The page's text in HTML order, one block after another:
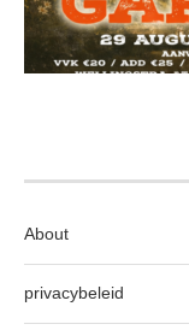
About
privacybeleid